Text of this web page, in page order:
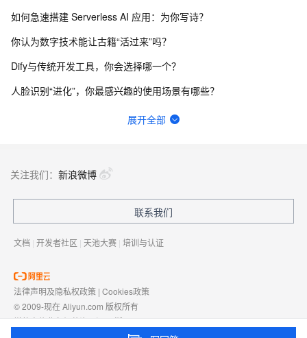
如何急速搭建 Serverless AI 应用：为你写诗？
你认为数字技术能让古籍“活过来”吗？
Dify与传统开发工具，你会选择哪一个？
人脸识别“进化”，你最感兴趣的使用场景有哪些？
函数计算fc的sd的图库浏览器真的装不上去，不显示，怎么回事？
一键生成讲解视频，AI的理解和生成能力到底有多强？
展开全部
关注我们： 新浪微博
联系我们
文档 | 开发者社区 | 天池大赛 | 培训与认证
法律声明及隐私权政策 | Cookies政策
© 2009-现在 Aliyun.com 版权所有
增值电信业务经营许可证： 浙B2-20080101